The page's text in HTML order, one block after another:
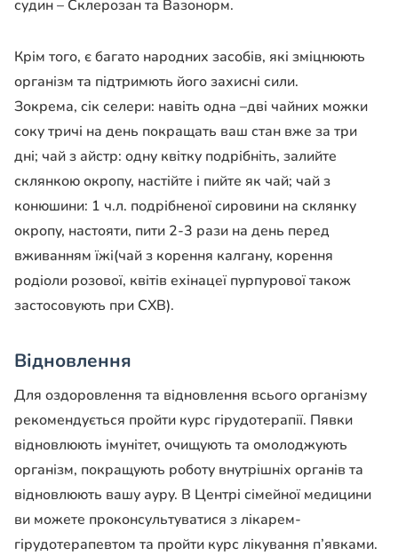
судин – Склерозан та Вазонорм.
Крім того, є багато народних засобів, які зміцнюють
організм та підтримють його захисні сили.
Зокрема, сік селери: навіть одна –дві чайних можки
соку тричі на день покращать ваш стан вже за три
дні; чай з айстр: одну квітку подрібніть, залийте
склянкою окропу, настійте і пийте як чай; чай з
конюшини: 1 ч.л. подрібненої сировини на склянку
окропу, настояти, пити 2-3 рази на день перед
вживанням їжі(чай з корення калгану, корення
родіоли розової, квітів ехінацеї пурпурової також
застосовують при СХВ).
Відновлення
Для оздоровлення та відновлення всього організму
рекомендується пройти курс гірудотерапії. Пявки
відновлюють імунітет, очищують та омолоджують
організм, покращують роботу внутрішніх органів та
відновлюють вашу ауру. В Центрі сімейної медицини
ви можете проконсультуватися з лікарем-
гірудотерапевтом та пройти курс лікування п’явками.